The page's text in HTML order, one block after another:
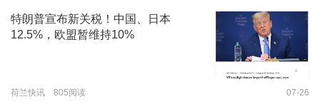
特朗普宣布新关税！中国、日本
12.5%，欧盟暂维持10%
荷兰快讯 805阅读 07-26